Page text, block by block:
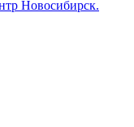
Новосибирск.